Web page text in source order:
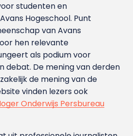
studenten en
Hoge­school. Punt
van Avans
hen relevante
als podium voor
debat. De mening van derden
de mening van de
vinden lezers ook
Onderwijs Persbureau